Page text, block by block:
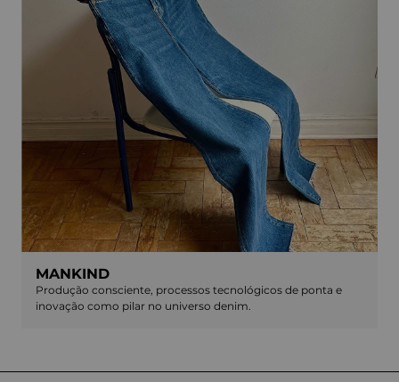
MANKIND
Produção consciente, processos tecnológicos de ponta e
inovação como pilar no universo denim.